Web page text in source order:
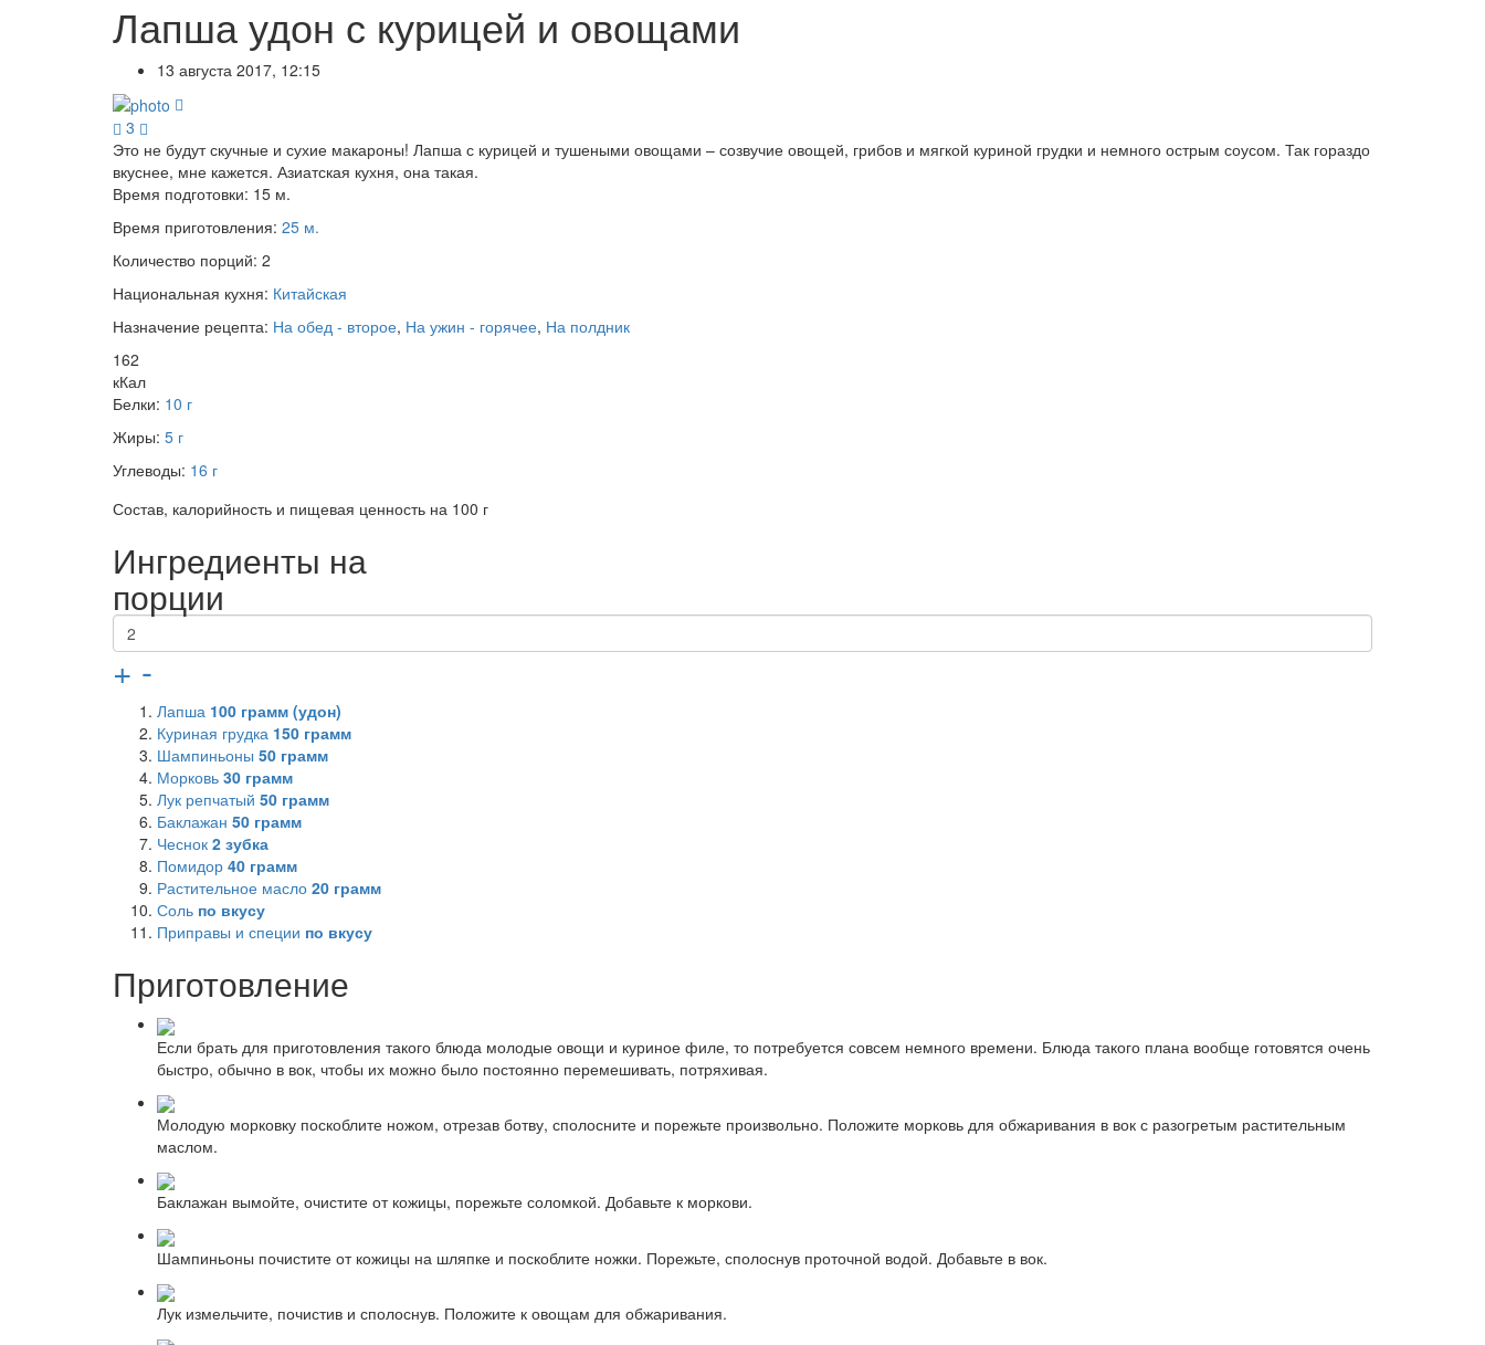
Лапша удон с курицей и овощами
13 августа 2017, 12:15
3
Это не будут скучные и сухие макароны! Лапша с курицей и тушеными овощами – созвучие овощей, грибов и мягкой куриной грудки и немного острым соусом. Так гораздо
вкуснее, мне кажется. Азиатская кухня, она такая.
Время подготовки: 15 м.
Время приготовления: 25 м.
Количество порций: 2
Национальная кухня: Китайская
Назначение рецепта: На обед - второе, На ужин - горячее, На полдник
162
кКал
Белки: 10 г
Жиры: 5 г
Углеводы: 16 г
Состав, калорийность и пищевая ценность на 100 г
Ингредиенты на
порции
+ -
Лапша 100 грамм (удон)
Куриная грудка 150 грамм
Шампиньоны 50 грамм
Морковь 30 грамм
Лук репчатый 50 грамм
Баклажан 50 грамм
Чеснок 2 зубка
Помидор 40 грамм
Растительное масло 20 грамм
Соль по вкусу
Приправы и специи по вкусу
Приготовление
Если брать для приготовления такого блюда молодые овощи и куриное филе, то потребуется совсем немного времени. Блюда такого плана вообще готовятся очень
быстро, обычно в вок, чтобы их можно было постоянно перемешивать, потряхивая.
Молодую морковку поскоблите ножом, отрезав ботву, сполосните и порежьте произвольно. Положите морковь для обжаривания в вок с разогретым растительным
маслом.
Баклажан вымойте, очистите от кожицы, порежьте соломкой. Добавьте к моркови.
Шампиньоны почистите от кожицы на шляпке и поскоблите ножки. Порежьте, сполоснув проточной водой. Добавьте в вок.
Лук измельчите, почистив и сполоснув. Положите к овощам для обжаривания.